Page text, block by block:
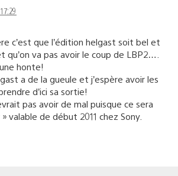
c’est que l’édition helgast soit bel et
qu’on va pas avoir le coup de LBP2….
honte!
a de la gueule et j’espère avoir les
d’ici sa sortie!
pas avoir de mal puisque ce sera
valable de début 2011 chez Sony.